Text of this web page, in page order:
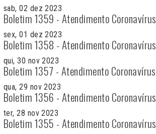
sab, 02 dez 2023
Boletim 1359 - Atendimento Coronavírus
sex, 01 dez 2023
Boletim 1358 - Atendimento Coronavírus
qui, 30 nov 2023
Boletim 1357 - Atendimento Coronavírus
qua, 29 nov 2023
Boletim 1356 - Atendimento Coronavírus
ter, 28 nov 2023
Boletim 1355 - Atendimento Coronavírus